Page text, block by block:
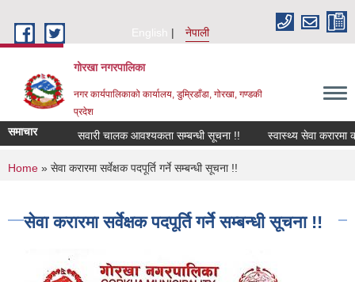
English
नेपाली
गोरखा नगरपालिका
नगर कार्यपालिकाको कार्यालय, डुम्रिडाँडा, गोरखा, गण्डकी
प्रदेश
समाचार सवारी चालक आवश्यकता सम्बन्धी सूचना !! स्वास्थ्य सेवा करारमा
You are here
Home » सेवा करारमा सर्वेक्षक पदपूर्ति गर्ने सम्बन्धी सूचना !!
सेवा करारमा सर्वेक्षक पदपूर्ति गर्ने सम्बन्धी सूचना !!